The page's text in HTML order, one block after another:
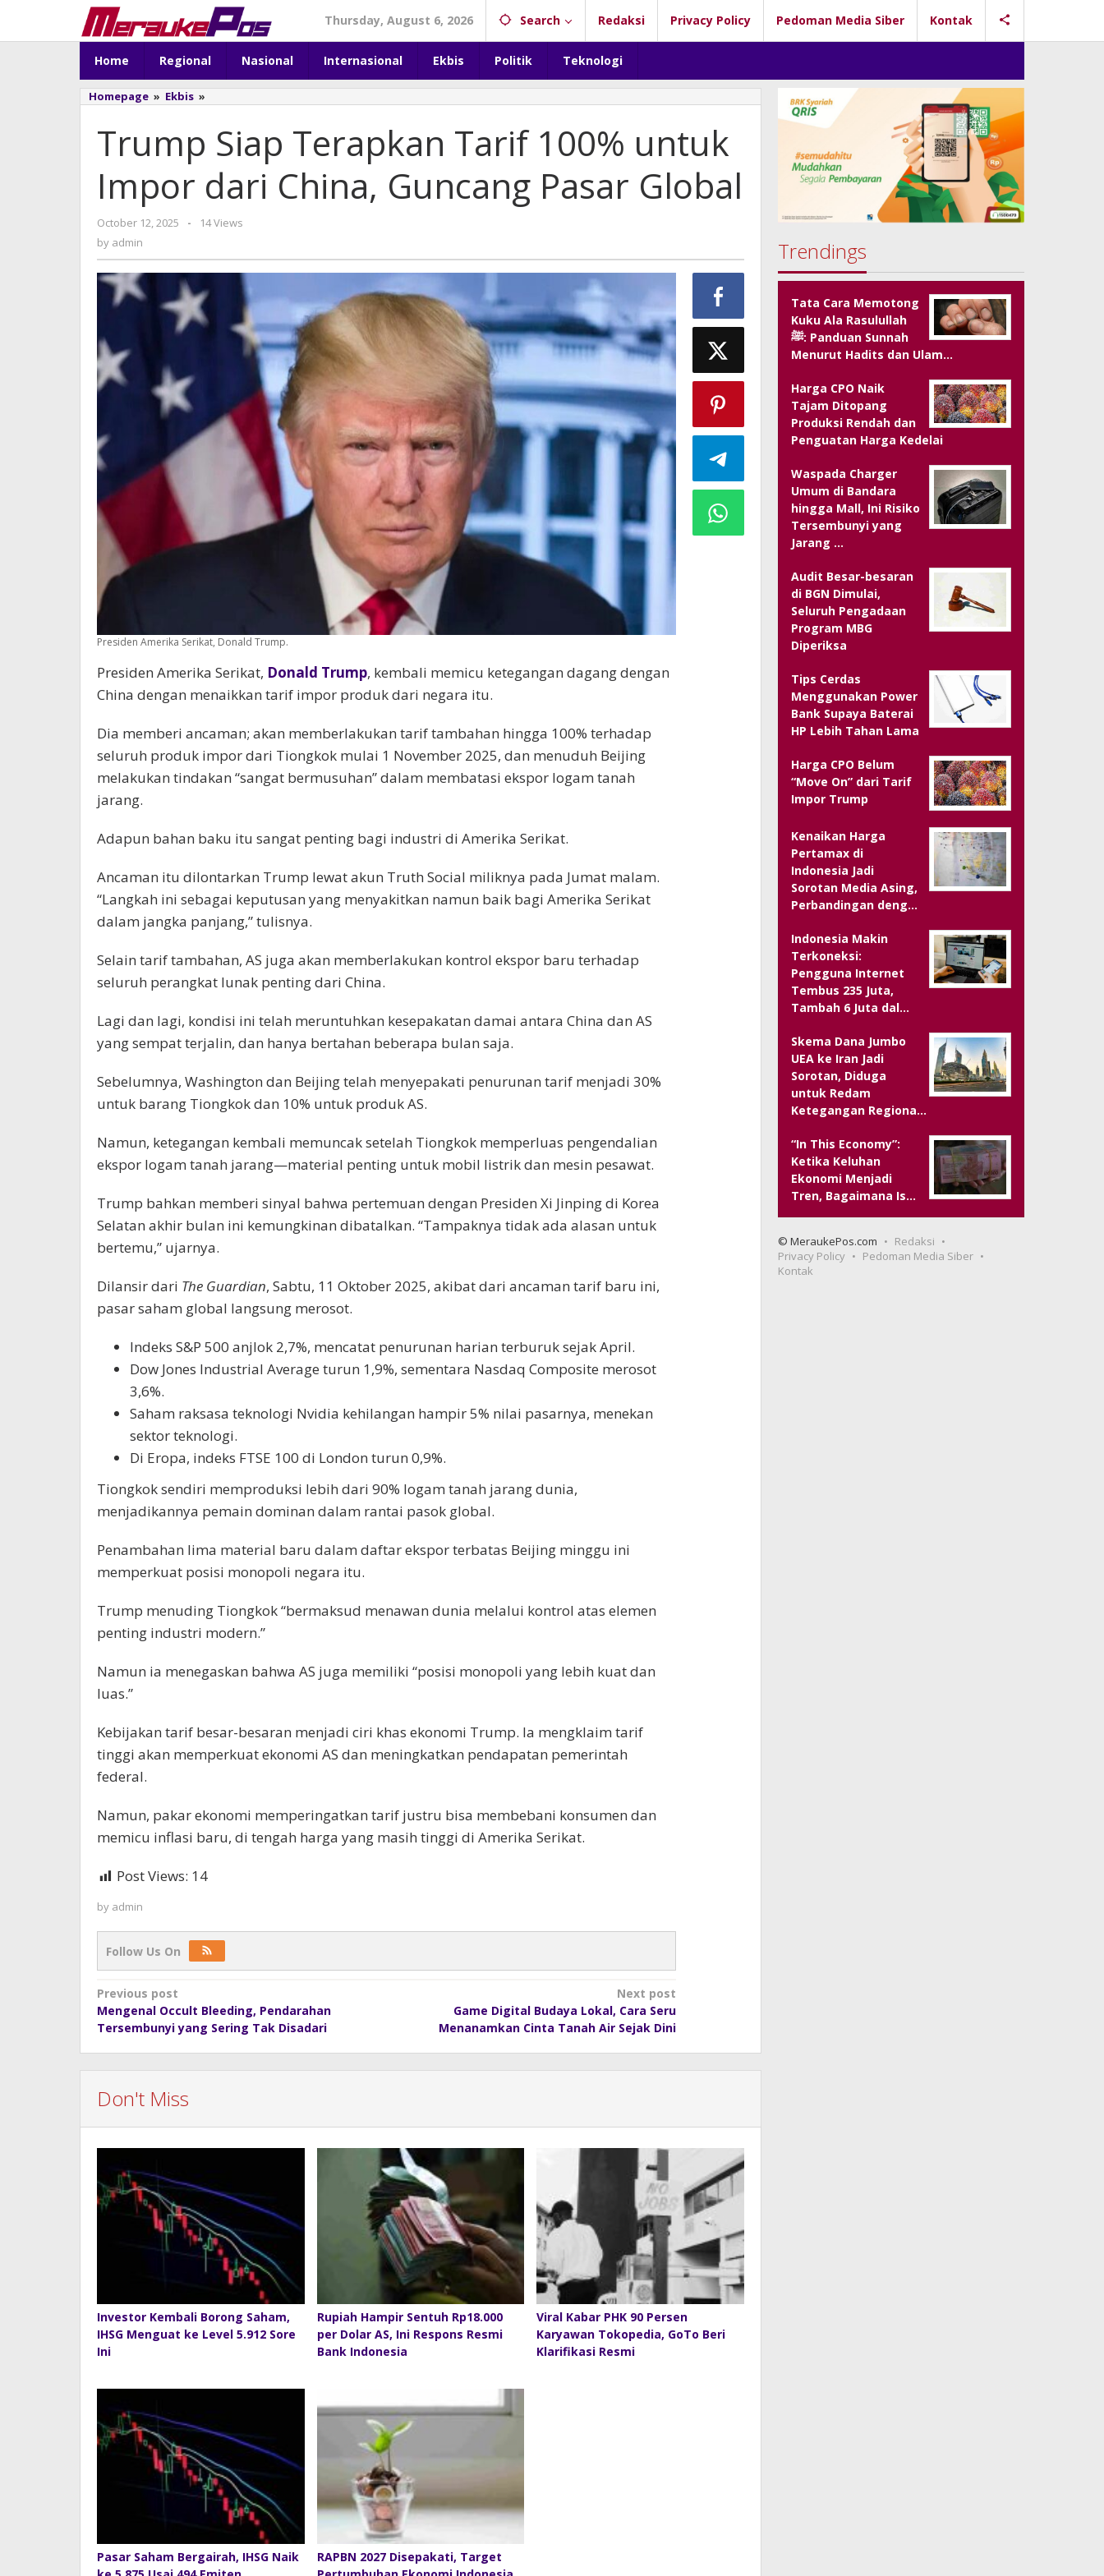
content
Thursday, August 6, 2026 Search Redaksi Privacy Policy Pedoman Media Siber Kontak
Home Regional Nasional Internasional Ekbis Politik Teknologi
Homepage » Ekbis »
Tarif
100%
untuk
Impor
China,
Trump Siap Terapkan Tarif 100% untuk
Impor dari China, Guncang Pasar Global
October 12, 2025
by
-
14 Views
by admin
Presiden Amerika Serikat, Donald Trump.
Presiden Amerika Serikat, Donald Trump, kembali memicu ketegangan dagang dengan
China dengan menaikkan tarif impor produk dari negara itu.
Dia memberi ancaman; akan memberlakukan tarif tambahan hingga 100% terhadap
seluruh produk impor dari Tiongkok mulai 1 November 2025, dan menuduh Beijing
melakukan tindakan “sangat bermusuhan” dalam membatasi ekspor logam tanah
jarang.
Adapun bahan baku itu sangat penting bagi industri di Amerika Serikat.
Ancaman itu dilontarkan Trump lewat akun Truth Social miliknya pada Jumat malam.
“Langkah ini sebagai keputusan yang menyakitkan namun baik bagi Amerika Serikat
dalam jangka panjang,” tulisnya.
Selain tarif tambahan, AS juga akan memberlakukan kontrol ekspor baru terhadap
seluruh perangkat lunak penting dari China.
Lagi dan lagi, kondisi ini telah meruntuhkan kesepakatan damai antara China dan AS
yang sempat terjalin, dan hanya bertahan beberapa bulan saja.
Sebelumnya, Washington dan Beijing telah menyepakati penurunan tarif menjadi 30%
untuk barang Tiongkok dan 10% untuk produk AS.
Namun, ketegangan kembali memuncak setelah Tiongkok memperluas pengendalian
ekspor logam tanah jarang—material penting untuk mobil listrik dan mesin pesawat.
Trump bahkan memberi sinyal bahwa pertemuan dengan Presiden Xi Jinping di Korea
Selatan akhir bulan ini kemungkinan dibatalkan. “Tampaknya tidak ada alasan untuk
bertemu,” ujarnya.
Dilansir dari The Guardian, Sabtu, 11 Oktober 2025, akibat dari ancaman tarif baru ini,
pasar saham global langsung merosot.
Indeks S&P 500 anjlok 2,7%, mencatat penurunan harian terburuk sejak April.
Dow Jones Industrial Average turun 1,9%, sementara Nasdaq Composite merosot
3,6%.
Saham raksasa teknologi Nvidia kehilangan hampir 5% nilai pasarnya, menekan
sektor teknologi.
Di Eropa, indeks FTSE 100 di London turun 0,9%.
Tiongkok sendiri memproduksi lebih dari 90% logam tanah jarang dunia,
menjadikannya pemain dominan dalam rantai pasok global.
Penambahan lima material baru dalam daftar ekspor terbatas Beijing minggu ini
memperkuat posisi monopoli negara itu.
Trump menuding Tiongkok “bermaksud menawan dunia melalui kontrol atas elemen
penting industri modern.”
Namun ia menegaskan bahwa AS juga memiliki “posisi monopoli yang lebih kuat dan
luas.”
Kebijakan tarif besar-besaran menjadi ciri khas ekonomi Trump. Ia mengklaim tarif
tinggi akan memperkuat ekonomi AS dan meningkatkan pendapatan pemerintah
federal.
Namun, pakar ekonomi memperingatkan tarif justru bisa membebani konsumen dan
memicu inflasi baru, di tengah harga yang masih tinggi di Amerika Serikat.
Post Views: 14
by admin
Follow Us On
Post
navigation
Previous post
Mengenal Occult Bleeding, Pendarahan
Tersembunyi yang Sering Tak Disadari
Next post
Game Digital Budaya Lokal, Cara Seru
Menanamkan Cinta Tanah Air Sejak Dini
Don't Miss
Investor Kembali Borong Saham,
IHSG Menguat ke Level 5.912 Sore
Ini
Rupiah Hampir Sentuh Rp18.000
per Dolar AS, Ini Respons Resmi
Bank Indonesia
Viral Kabar PHK 90 Persen
Karyawan Tokopedia, GoTo Beri
Klarifikasi Resmi
Pasar Saham Bergairah, IHSG Naik
RAPBN 2027 Disepakati, Target
Trendings
Tata Cara Memotong
Kuku Ala Rasulullah
ﷺ: Panduan Sunnah
Menurut Hadits dan Ulam…
Harga CPO Naik
Tajam Ditopang
Produksi Rendah dan
Penguatan Harga Kedelai
Waspada Charger
Umum di Bandara
hingga Mall, Ini Risiko
Tersembunyi yang
Jarang …
Audit Besar-besaran
di BGN Dimulai,
Seluruh Pengadaan
Program MBG
Diperiksa
Tips Cerdas
Menggunakan Power
Bank Supaya Baterai
HP Lebih Tahan Lama
Harga CPO Belum
“Move On” dari Tarif
Impor Trump
Kenaikan Harga
Pertamax di
Indonesia Jadi
Sorotan Media Asing,
Perbandingan deng…
Indonesia Makin
Terkoneksi:
Pengguna Internet
Tembus 235 Juta,
Tambah 6 Juta dal…
Skema Dana Jumbo
UEA ke Iran Jadi
Sorotan, Diduga
untuk Redam
Ketegangan Regiona…
“In This Economy”:
Ketika Keluhan
Ekonomi Menjadi
Tren, Bagaimana Is…
© MeraukePos.com
Redaksi
Privacy Policy
Pedoman Media Siber
Kontak